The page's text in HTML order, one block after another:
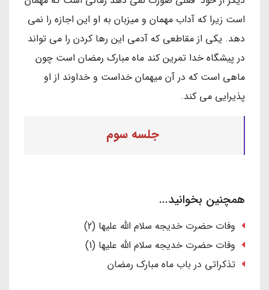
است زیرا که آداب مهمان و میزبان به او این اجازه را نمی
دهد. یکی از مقاطعی که آدمی این رها کردن را می تواند
در پیشگاه خدا تمرین کند ماه مبارک رمضان است چون
ماهی است که در آن میهمان خداست و خداوند از او
پذیرایی می کند.
جلسه سوم
همچنین بخوانید...
وفات حضرت خدیجه سلام الله علیها (2)
وفات حضرت خدیجه سلام الله علیها (1)
تذکراتی در باب ماه مبارک رمضان